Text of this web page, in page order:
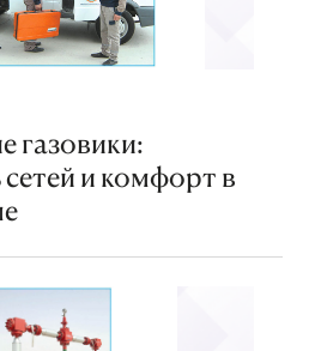
газовики:
и комфорт в